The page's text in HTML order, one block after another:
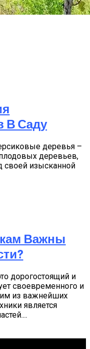
В Саду
деревья –
деревьев,
своей изысканной
Важны
дорогостоящий и
своевременного и
из важнейших
является